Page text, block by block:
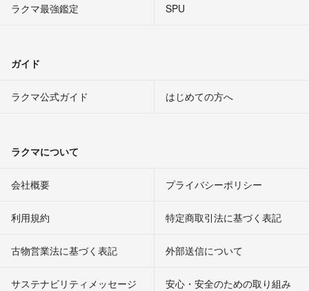
ラクマ最強鑑定
SPU
ガイド
ラクマ公式ガイド はじめての方へ
ラクマについて
会社概要 プライバシーポリシー
利用規約 特定商取引法に基づく表記
古物営業法に基づく表記 外部送信について
サステナビリティメッセージ 安心・安全のための取り組み